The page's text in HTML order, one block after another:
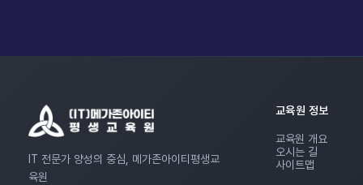
IT 전문가 양성의 중심, 메가존아이티평생교
육원
교육원 정보
교육원 개요
오시는 길
사이트맵